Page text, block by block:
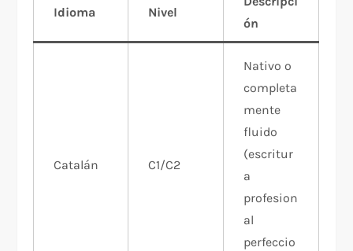
Idioma Nivel
ón
Catalán C1/C2
Nativo o
completa
mente
fluido
(escritur
a
profesion
al
perfeccio